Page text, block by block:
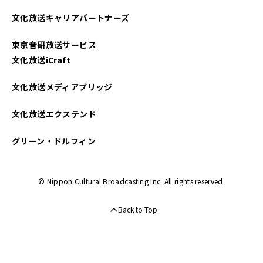
2025年01月
2024年12月
2024年11月
文化放送キャリアパートナーズ
東京音研放送サービス
文化放送iCraft
文化放送メディアブリッジ
文化放送エクステンド
グリーン・ドルフィン
© Nippon Cultural Broadcasting Inc. All rights reserved.
Back to Top